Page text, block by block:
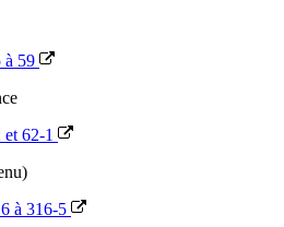
à 59
62-1
à 316-5